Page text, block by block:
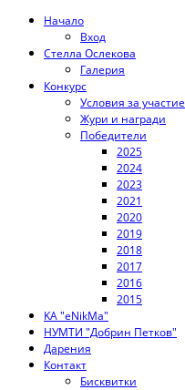
Начало
Вход
Стелла Ослекова
Галерия
Конкурс
Условия за участие
Жури и награди
Победители
2025
2024
2023
2021
2020
2019
2018
2017
2016
2015
KA "eNikMa"
НУМТИ "Добрин Петков"
Дарения
Контакт
Бисквитки